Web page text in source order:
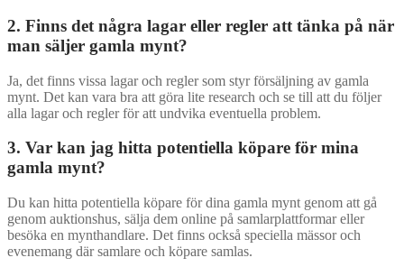
2. Finns det några lagar eller regler att tänka på när
man säljer gamla mynt?
Ja, det finns vissa lagar och regler som styr försäljning av gamla
mynt. Det kan vara bra att göra lite research och se till att du följer
alla lagar och regler för att undvika eventuella problem.
3. Var kan jag hitta potentiella köpare för mina
gamla mynt?
Du kan hitta potentiella köpare för dina gamla mynt genom att gå
genom auktionshus, sälja dem online på samlarplattformar eller
besöka en mynthandlare. Det finns också speciella mässor och
evenemang där samlare och köpare samlas.